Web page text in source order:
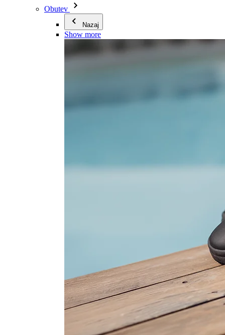
Obutev
Nazaj
Show more